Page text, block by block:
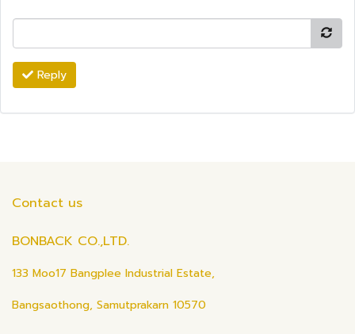
Reply
Contact us
BONBACK CO.,LTD.
133 Moo17 Bangplee Industrial Estate,
Bangsaothong, Samutprakarn 10570